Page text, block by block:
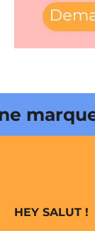
HEY SALUT !